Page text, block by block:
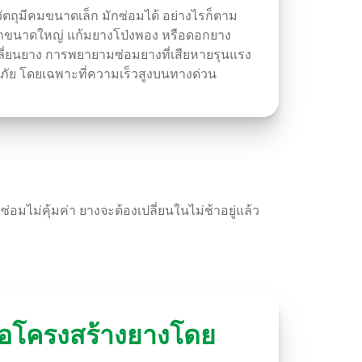
ถุมีคมขนาดเล็ก มักซ่อมได้ อย่างไรก็ตาม
นาดใหญ่ แก้มยางโป่งพอง หรือดอกยาง
นยาง การพยายามซ่อมยางที่เสียหายรุนแรง
โดยเฉพาะที่ความเร็วสูงบนทางด่วน
มไม่คุ้มค่า ยางจะต้องเปลี่ยนในไม่ช้าอยู่แล้ว
ครงสร้างยางโดย